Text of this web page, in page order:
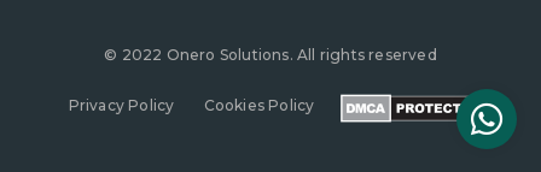
o
k a n
© 2022 Onero Solutions. All rights reserved
Privacy Policy Cookies Policy